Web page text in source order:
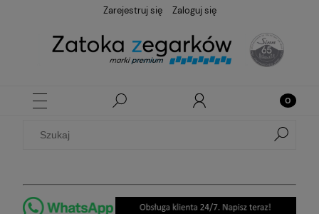
Zarejestruj się Zaloguj się